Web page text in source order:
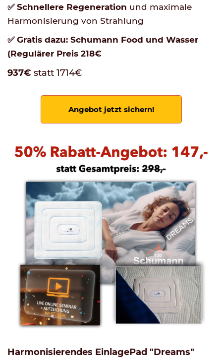
✅ Schnellere Regeneration und maximale
Harmonisierung von Strahlung
✅ Gratis dazu: Schumann Food und Wasser
(Regulärer Preis 218€
937€ statt 1714€
Angebot jetzt sichern!
Harmonisierendes EinlagePad "Dreams"